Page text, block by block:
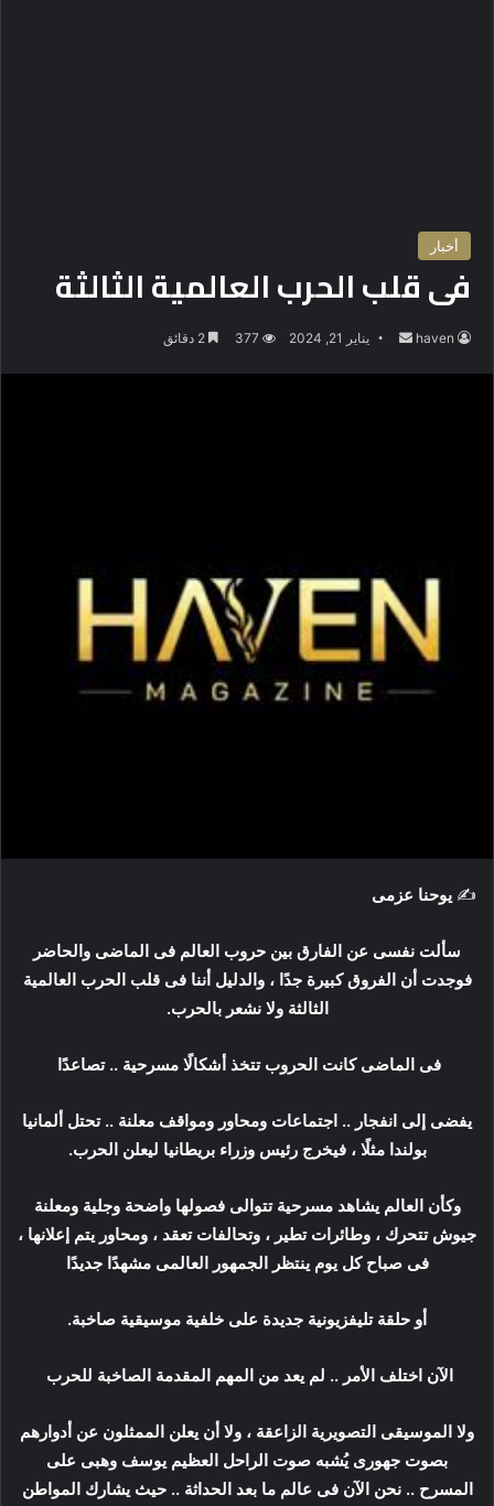
أخبار
فى قلب الحرب العالمية الثالثة
haven
ل
يناير 21, 2024 377
✍️ يوحنا عزمى
سألت نفسى عن الفارق بين حروب العالم فى الماضى والحاضر
فوجدت أن الفروق كبيرة جدًا ، والدليل أننا فى قلب الحرب العالمية
الثالثة ولا نشعر بالحرب.
فى الماضى كانت الحروب تتخذ أشكالًا مسرحية .. تصاعدًا
يفضى إلى انفجار .. اجتماعات ومحاور ومواقف معلنة .. تحتل ألمانيا
بولندا مثلًا ، فيخرج رئيس وزراء بريطانيا ليعلن الحرب.
وكأن العالم يشاهد مسرحية تتوالى فصولها واضحة وجلية ومعلنة
جيوش تتحرك ، وطائرات تطير ، وتحالفات تعقد ، ومحاور يتم إعلانها ،
فى صباح كل يوم ينتظر الجمهور العالمى مشهدًا جديدًا
أو حلقة تليفزيونية جديدة على خلفية موسيقية صاخبة.
الآن اختلف الأمر .. لم يعد من المهم المقدمة الصاخبة للحرب
ولا الموسيقى التصويرية الزاعقة ، ولا أن يعلن الممثلون عن أدوارهم
بصوت جهورى يُشبه صوت الراحل العظيم يوسف وهبى على
المسرح .. نحن الآن فى عالم ما بعد الحداثة .. حيث يشارك المواطن